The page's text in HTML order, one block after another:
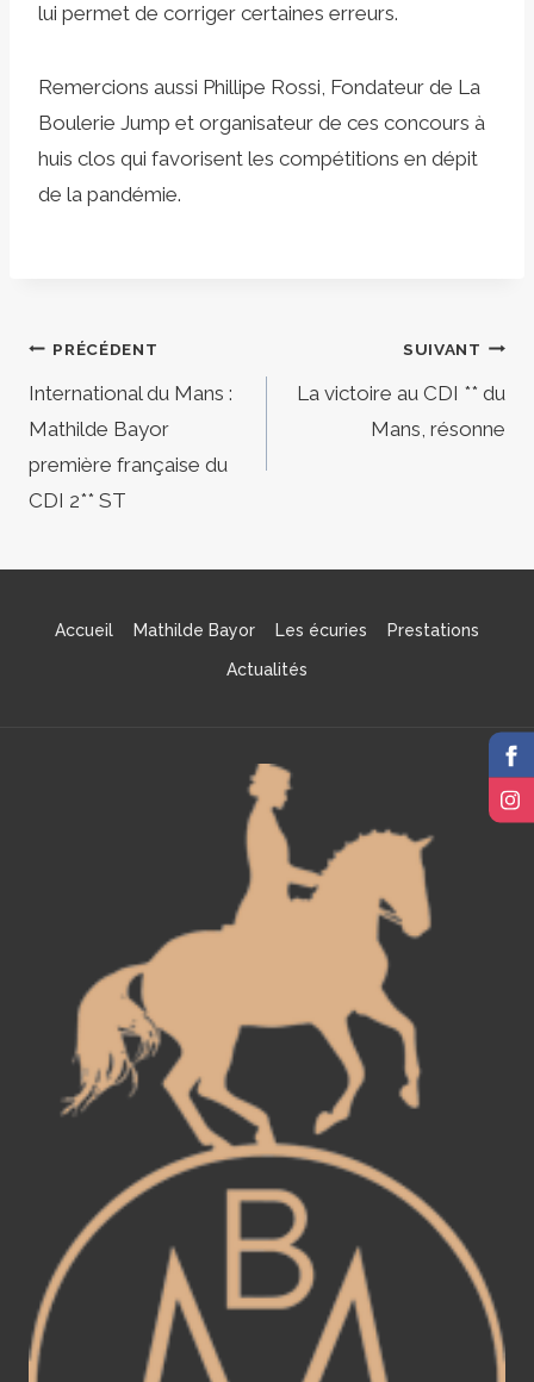
lui permet de corriger certaines erreurs.
Remercions aussi Phillipe Rossi, Fondateur de La
Boulerie Jump et organisateur de ces concours à
huis clos qui favorisent les compétitions en dépit
de la pandémie.
Navigation
de
l’article
PRÉCÉDENT
International du Mans :
Mathilde Bayor
première française du
CDI 2** ST
SUIVANT
La victoire au CDI ** du
Mans, résonne
Accueil Mathilde Bayor Les écuries Prestations
Actualités